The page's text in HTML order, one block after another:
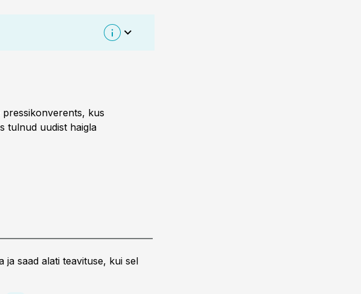
pressikonverents, kus
tulnud uudist haigla
ja saad alati teavituse, kui sel